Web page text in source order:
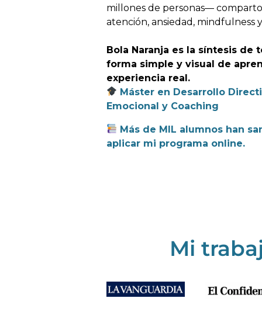
millones de personas—
atención, ansiedad, mindfulness
Bola Naranja es la síntesis de
forma simple y visual de
experiencia real.
Máster en Desarrollo
Emocional y Coaching
Más de MIL alumnos han
aplicar mi programa online.
Mi